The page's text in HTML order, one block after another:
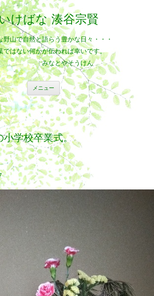
けばな 湊谷宗賢
野山で自然と語らう豊かな日々・・・
ではない何かが伝われば幸いです。
みなとやそうけん
メニュー
コ
ン
テ
ン
ツ
へ
ス
キ
ッ
プ
小学校卒業式。